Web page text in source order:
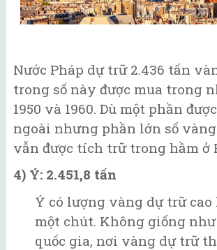
Nước Pháp dự trữ 2.436 tấn
trong số này được mua trong
1950 và 1960. Dù một phần
ngoài nhưng phần lớn số
vẫn được tích trữ trong hầm ở
4) Ý: 2.451,8 tấn
Ý có lượng vàng dự trữ cao
một chút. Không giống
quốc gia, nơi vàng dự trữ